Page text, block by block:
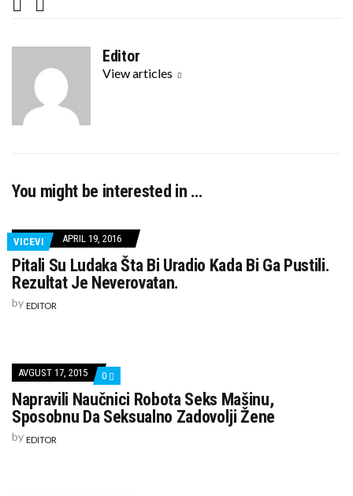
F
c
o
T
i
t
t
e
Editor
View articles
You might be interested in …
VICEVI APRIL 19, 2016
Pitali Su Ludaka Šta Bi Uradio Kada Bi Ga Pustili.
Rezultat Je Neverovatan.
by EDITOR
AVGUST 17, 2015 0 COMMENTS
ON
NAPRAVILI
NAUČNICI
ROBOTA
Napravili Naučnici Robota Seks Mašinu,
Sposobnu Da Seksualno Zadovolji Žene
by EDITOR